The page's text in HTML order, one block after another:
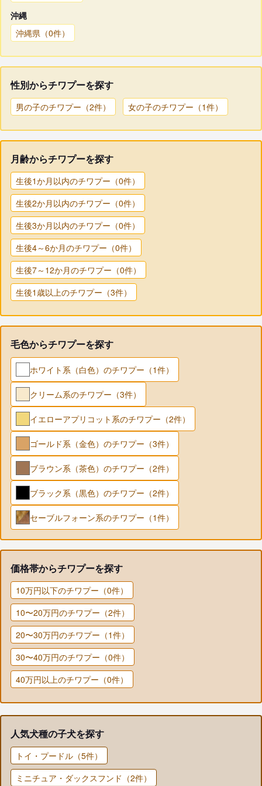
沖縄
沖縄県（0件）
性別からチワプーを探す
男の子のチワプー（2件） 女の子のチワプー（1件）
月齢からチワプーを探す
生後1か月以内のチワプー（0件）
生後2か月以内のチワプー（0件）
生後3か月以内のチワプー（0件）
生後4～6か月のチワプー（0件）
生後7～12か月のチワプー（0件）
生後1歳以上のチワプー（3件）
毛色からチワプーを探す
ホワイト系（白色）のチワプー（1件）
クリーム系のチワプー（3件）
イエローアプリコット系のチワプー（2件）
ゴールド系（金色）のチワプー（3件）
ブラウン系（茶色）のチワプー（2件）
ブラック系（黒色）のチワプー（2件）
セーブルフォーン系のチワプー（1件）
価格帯からチワプーを探す
10万円以下のチワプー（0件）
10〜20万円のチワプー（2件）
20〜30万円のチワプー（1件）
30〜40万円のチワプー（0件）
40万円以上のチワプー（0件）
人気犬種の子犬を探す
トイ・プードル（5件）
ミニチュア・ダックスフンド（2件）